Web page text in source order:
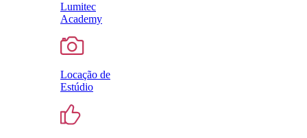
Lumitec
Academy
Locação de
Estúdio